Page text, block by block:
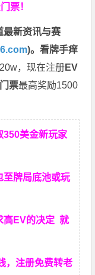
票！
最新资讯与赛
)。看牌手痒
，现在注册EV
票最高奖励1500
350美金新玩家
至牌局底池或玩
高EV的决定就
，注册免费转老